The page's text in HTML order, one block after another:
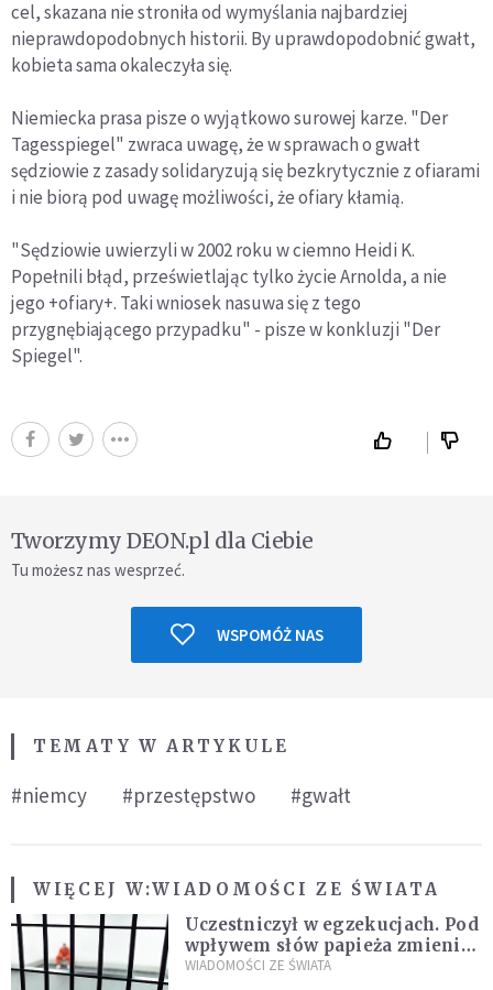
cel, skazana nie stroniła od wymyślania najbardziej
nieprawdopodobnych historii. By uprawdopodobnić gwałt,
kobieta sama okaleczyła się.
Niemiecka prasa pisze o wyjątkowo surowej karze. "Der
Tagesspiegel" zwraca uwagę, że w sprawach o gwałt
sędziowie z zasady solidaryzują się bezkrytycznie z ofiarami
i nie biorą pod uwagę możliwości, że ofiary kłamią.
"Sędziowie uwierzyli w 2002 roku w ciemno Heidi K.
Popełnili błąd, prześwietlając tylko życie Arnolda, a nie
jego +ofiary+. Taki wniosek nasuwa się z tego
przygnębiającego przypadku" - pisze w konkluzji "Der
Spiegel".
Tworzymy DEON.pl dla Ciebie
Tu możesz nas wesprzeć.
WSPOMÓŻ NAS
TEMATY W ARTYKULE
#niemcy #przestępstwo #gwałt
WIĘCEJ W:WIADOMOŚCI ZE ŚWIATA
Uczestniczył w egzekucjach. Pod
wpływem słów papieża zmienił
zdanie
WIADOMOŚCI ZE ŚWIATA